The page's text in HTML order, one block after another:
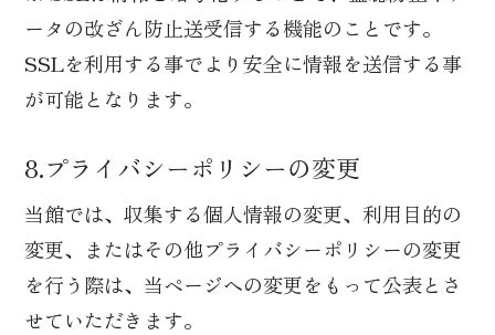
ータの改ざん防止送受信する機能のことです。
SSLを利用する事でより安全に情報を送信する事
が可能となります。
8.プライバシーポリシーの変更
当館では、収集する個人情報の変更、利用目的の
変更、またはその他プライバシーポリシーの変更
を行う際は、当ページへの変更をもって公表とさ
せていただきます。